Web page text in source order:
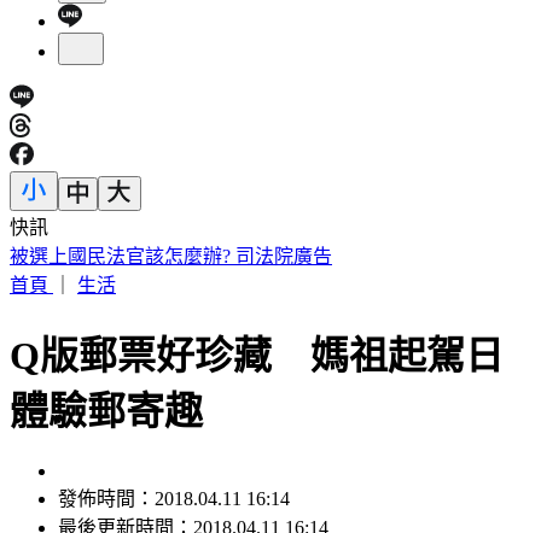
快訊
白海豚暴風圈極大又變慢！恐「掃過北部陸地」影響拉長
首頁
生活
Q版郵票好珍藏 媽祖起駕日
體驗郵寄趣
發佈時間：2018.04.11 16:14
最後更新時間：2018.04.11 16:14